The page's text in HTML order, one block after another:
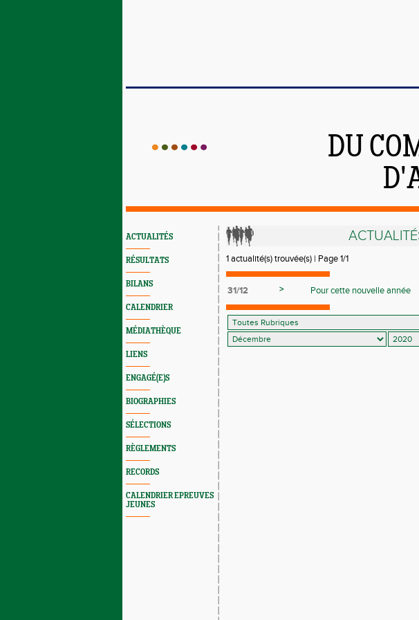
DU
ACTUALITÉS
RÉSULTATS
BILANS
CALENDRIER
MÉDIATHÈQUE
LIENS
ENGAGÉ(E)S
BIOGRAPHIES
SÉLECTIONS
RÈGLEMENTS
RECORDS
CALENDRIER EPREUVES
JEUNES
1 actualité(s) trouvée(s) | Page 1/1
31/12 > Pour cette nouvelle année